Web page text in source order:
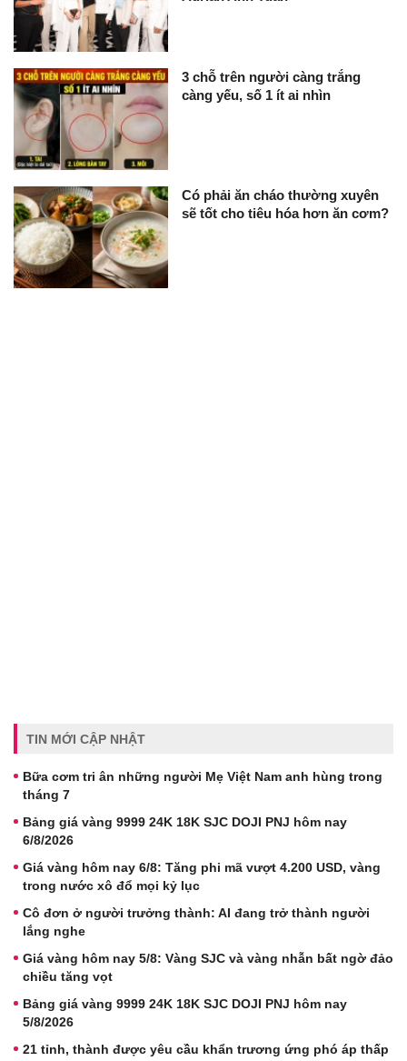
3 chỗ trên người càng trắng
càng yếu, số 1 ít ai nhìn
Có phải ăn cháo thường xuyên
sẽ tốt cho tiêu hóa hơn ăn cơm?
TIN MỚI CẬP NHẬT
Bữa cơm tri ân những người Mẹ Việt Nam anh hùng trong
tháng 7
Bảng giá vàng 9999 24K 18K SJC DOJI PNJ hôm nay
6/8/2026
Giá vàng hôm nay 6/8: Tăng phi mã vượt 4.200 USD, vàng
trong nước xô đổ mọi kỷ lục
Cô đơn ở người trưởng thành: AI đang trở thành người
lắng nghe
Giá vàng hôm nay 5/8: Vàng SJC và vàng nhẫn bất ngờ đảo
chiều tăng vọt
Bảng giá vàng 9999 24K 18K SJC DOJI PNJ hôm nay
5/8/2026
21 tỉnh, thành được yêu cầu khẩn trương ứng phó áp thấp